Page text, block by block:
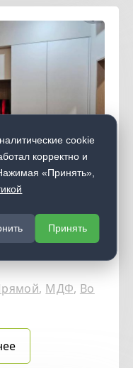
, МДФ, Во
cookie
корректно и
«Принять»,
Принять